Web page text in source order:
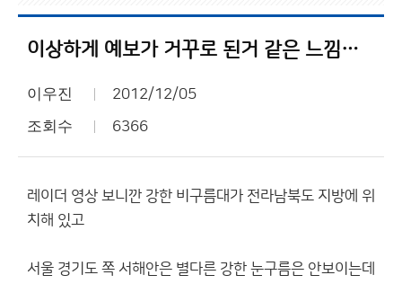
이상하게 예보가 거꾸로 된거 같은 느낌은 뭘까요??
이우진 2012/12/05
조회수 6366
레이더 영상 보니깐 강한 비구름대가 전라남북도 지방에 위
치해 있고
서울 경기도 쪽 서해안은 별다른 강한 눈구름은 안보이는데